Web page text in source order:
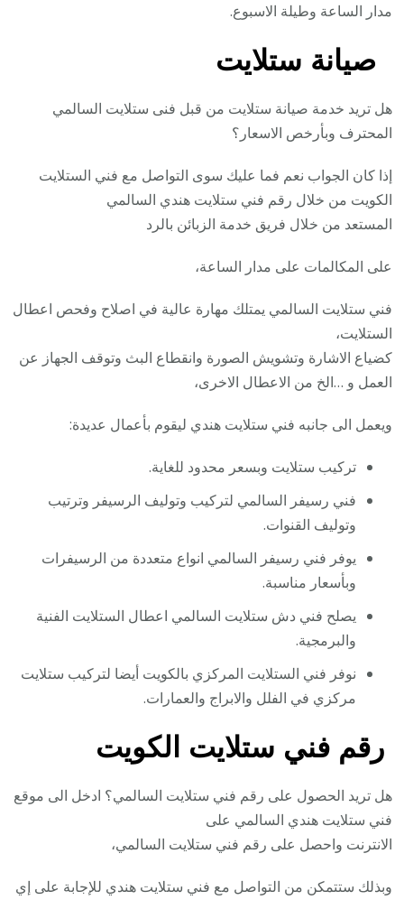
مدار الساعة وطيلة الاسبوع.
صيانة ستلايت
هل تريد خدمة صيانة ستلايت من قبل فنى ستلايت السالمي
المحترف وبأرخص الاسعار؟
إذا كان الجواب نعم فما عليك سوى التواصل مع فني الستلايت
الكويت من خلال رقم فني ستلايت هندي السالمي
المستعد من خلال فريق خدمة الزبائن بالرد
على المكالمات على مدار الساعة،
فني ستلايت السالمي يمتلك مهارة عالية في اصلاح وفحص اعطال
الستلايت،
كضياع الاشارة وتشويش الصورة وانقطاع البث وتوقف الجهاز عن
العمل و …الخ من الاعطال الاخرى،
ويعمل الى جانبه فني ستلايت هندي ليقوم بأعمال عديدة:
تركيب ستلايت وبسعر محدود للغاية.
فني رسيفر السالمي لتركيب وتوليف الرسيفر وترتيب
وتوليف القنوات.
يوفر فني رسيفر السالمي انواع متعددة من الرسيفرات
وبأسعار مناسبة.
يصلح فني دش ستلايت السالمي اعطال الستلايت الفنية
والبرمجية.
نوفر فني الستلايت المركزي بالكويت أيضا لتركيب ستلايت
مركزي في الفلل والابراج والعمارات.
رقم فني ستلايت الكويت
هل تريد الحصول على رقم فني ستلايت السالمي؟ ادخل الى موقع
فني ستلايت هندي السالمي على
الانترنت واحصل على رقم فني ستلايت السالمي،
وبذلك ستتمكن من التواصل مع فني ستلايت هندي للإجابة على إي